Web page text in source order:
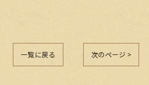
一覧に戻る 次のページ >